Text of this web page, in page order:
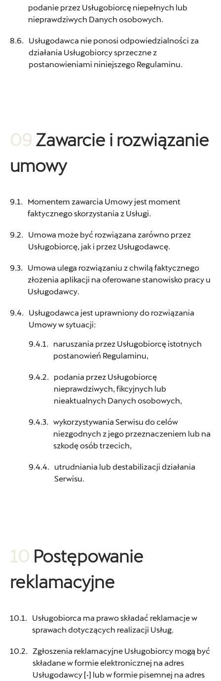
podanie przez Usługobiorcę niepełnych lub
nieprawdziwych Danych osobowych.
Usługodawca nie ponosi odpowiedzialności za
działania Usługobiorcy sprzeczne z
postanowieniami niniejszego Regulaminu.
09 Zawarcie i rozwiązanie
umowy
Momentem zawarcia Umowy jest moment
faktycznego skorzystania z Usługi.
Umowa może być rozwiązana zarówno przez
Usługobiorcę, jak i przez Usługodawcę.
Umowa ulega rozwiązaniu z chwilą faktycznego
złożenia aplikacji na oferowane stanowisko pracy u
Usługodawcy.
Usługodawca jest uprawniony do rozwiązania
Umowy w sytuacji:
naruszania przez Usługobiorcę istotnych
postanowień Regulaminu,
podania przez Usługobiorcę
nieprawdziwych, fikcyjnych lub
nieaktualnych Danych osobowych,
wykorzystywania Serwisu do celów
niezgodnych z jego przeznaczeniem lub na
szkodę osób trzecich,
utrudniania lub destabilizacji działania
Serwisu.
10 Postępowanie
reklamacyjne
Usługobiorca ma prawo składać reklamacje w
sprawach dotyczących realizacji Usług.
Zgłoszenia reklamacyjne Usługobiorcy mogą być
składane w formie elektronicznej na adres
Usługodawcy [•] lub w formie pisemnej na adres
G&G Auto Lublin
+48 509 226 646
jacek.malinowski@ggautolublin.pl
ul. Lubelska 50E/50C, Rzeszów
rafal.kopiec@ggautorzeszow.pl
ul. Aleja gen Władysława Andersa 586,
Bielsko Biała
+48 664 192 427
allegro@korczyk.com.pl
Lellek Gliwice
ul. Portowa 2, Gliwice
+48 781 781 532
czesci.seat.gliwice@lellek.com.pl
ul. Opolska 2c, Opole
Motorpol Wrocław
al. Karkonoska 81, Wrocław
sklep@motorpolwroclaw.pl
Plichta Gdynia